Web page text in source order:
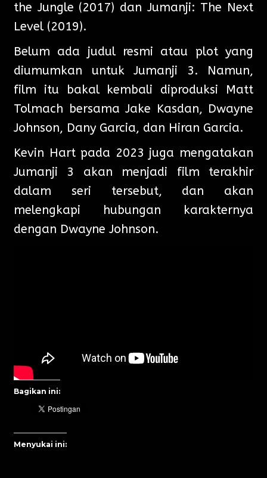
the Jungle (2017) dan Jumanji: The Next
Level (2019).
Belum ada judul resmi atau plot yang
diumumkan untuk Jumanji 3. Namun,
film itu bakal kembali diproduksi Matt
Tolmach bersama Jake Kasdan, Dwayne
Johnson, Dany Garcia, dan Hiran Garcia.
Kevin Hart pada 2023 juga mengatakan
Jumanji 3 akan menjadi film terakhir
dalam seri tersebut, dan akan
melengkapi hubungan karakternya
dengan Dwayne Johnson.
Bagikan ini:
Menyukai ini: